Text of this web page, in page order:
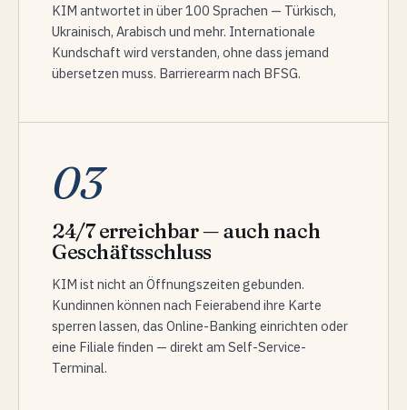
KIM antwortet in über 100 Sprachen — Türkisch,
Ukrainisch, Arabisch und mehr. Internationale
Kundschaft wird verstanden, ohne dass jemand
übersetzen muss. Barrierearm nach BFSG.
03
24/7 erreichbar — auch nach
Geschäftsschluss
KIM ist nicht an Öffnungszeiten gebunden.
Kundinnen können nach Feierabend ihre Karte
sperren lassen, das Online-Banking einrichten oder
eine Filiale finden — direkt am Self-Service-
Terminal.